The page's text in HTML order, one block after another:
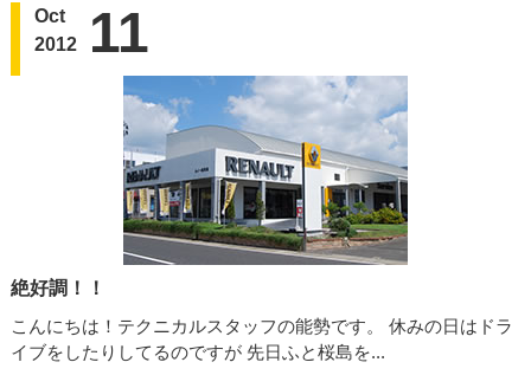
Oct
2012
11
絶好調！！
こんにちは！テクニカルスタッフの能勢です。 休みの日はドラ
イブをしたりしてるのですが 先日ふと桜島を...